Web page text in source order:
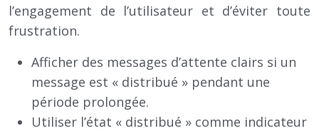
l’engagement de l’utilisateur et d’éviter toute
frustration.
Afficher des messages d’attente clairs si un
message est « distribué » pendant une
période prolongée.
Utiliser l’état « distribué » comme indicateur